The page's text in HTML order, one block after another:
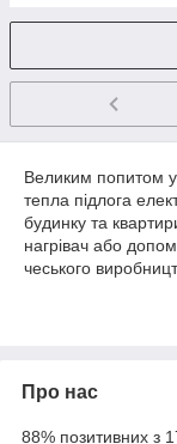
Великим попитом у
тепла підлога
будинку та
нагрівач або
чеського
дуже якісно
Електрична
Про нас
88% позитивних з 17